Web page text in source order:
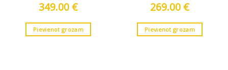
349.00 €
Pievienot grozam
269.00 €
Pievienot grozam